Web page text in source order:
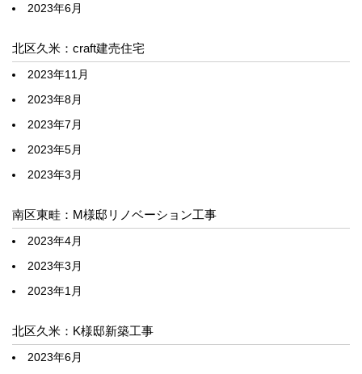
2023年6月
北区久米：craft建売住宅
2023年11月
2023年8月
2023年7月
2023年5月
2023年3月
南区東畦：M様邸リノベーション工事
2023年4月
2023年3月
2023年1月
北区久米：K様邸新築工事
2023年6月